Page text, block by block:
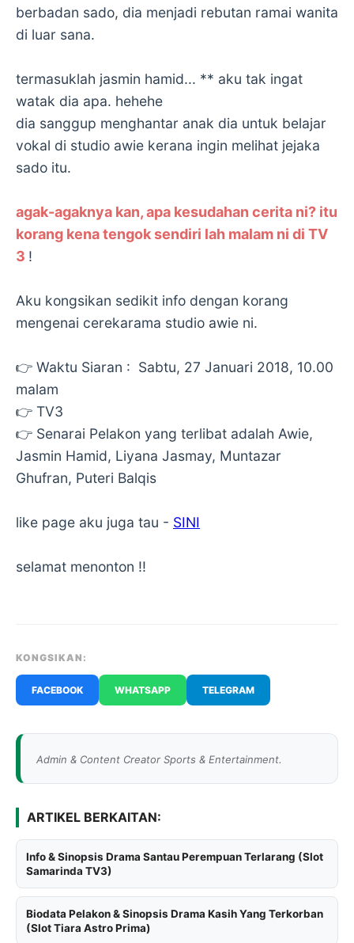
berbadan sado, dia menjadi rebutan ramai wanita
di luar sana.
termasuklah jasmin hamid... ** aku tak ingat
watak dia apa. hehehe
dia sanggup menghantar anak dia untuk belajar
vokal di studio awie kerana ingin melihat jejaka
sado itu.
agak-agaknya kan, apa kesudahan cerita ni? itu
korang kena tengok sendiri lah malam ni di TV
3 !
Aku kongsikan sedikit info dengan korang
mengenai cerekarama studio awie ni.
👉 Waktu Siaran : Sabtu, 27 Januari 2018, 10.00
malam
👉 TV3
👉 Senarai Pelakon yang terlibat adalah Awie,
Jasmin Hamid, Liyana Jasmay, Muntazar
Ghufran, Puteri Balqis
like page aku juga tau - SINI
selamat menonton !!
KONGSIKAN:
FACEBOOK WHATSAPP TELEGRAM
Admin & Content Creator Sports & Entertainment.
ARTIKEL BERKAITAN:
Info & Sinopsis Drama Santau Perempuan Terlarang (Slot
Samarinda TV3)
Biodata Pelakon & Sinopsis Drama Kasih Yang Terkorban
(Slot Tiara Astro Prima)